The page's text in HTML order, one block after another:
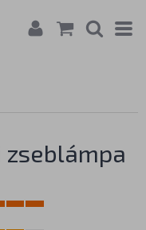
zseblámpa